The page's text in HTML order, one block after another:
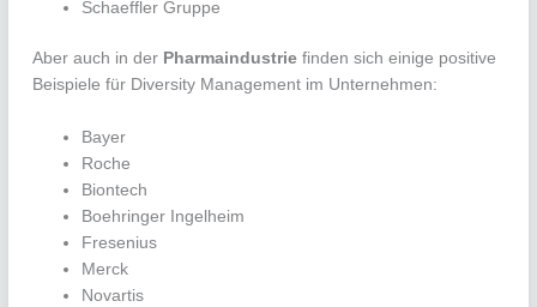
Schaeffler Gruppe
Aber auch in der Pharmaindustrie finden sich einige positive
Beispiele für Diversity Management im Unternehmen:
Bayer
Roche
Biontech
Boehringer Ingelheim
Fresenius
Merck
Novartis